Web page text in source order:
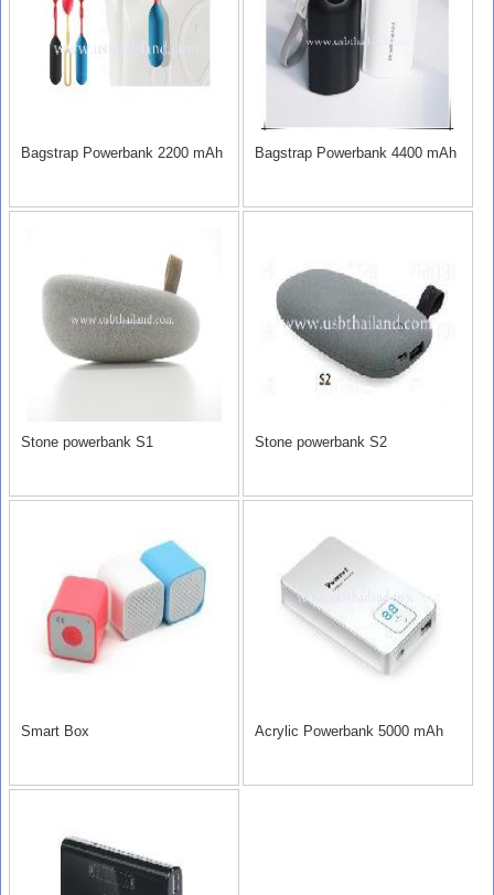
Bagstrap Powerbank 2200 mAh Bagstrap Powerbank 4400 mAh
Stone powerbank S1 Stone powerbank S2
Smart Box Acrylic Powerbank 5000 mAh